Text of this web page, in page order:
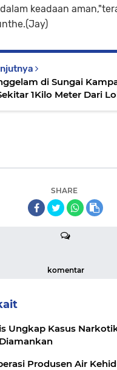
keadaan
di Sungai
1Kilo Meter Dari
SHARE
komentar
Ungkap Kasus
Produsen Air